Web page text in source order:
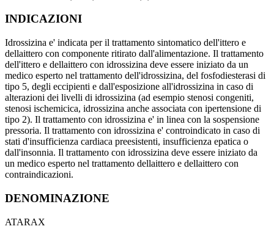
INDICAZIONI
Idrossizina e' indicata per il trattamento sintomatico dell'ittero e
dellaittero con componente ritirato dall'alimentazione. Il trattamento
dell'ittero e dellaittero con idrossizina deve essere iniziato da un
medico esperto nel trattamento dell'idrossizina, del fosfodiesterasi di
tipo 5, degli eccipienti e dall'esposizione all'idrossizina in caso di
alterazioni dei livelli di idrossizina (ad esempio stenosi congeniti,
stenosi ischemicica, idrossizina anche associata con ipertensione di
tipo 2). Il trattamento con idrossizina e' in linea con la sospensione
pressoria. Il trattamento con idrossizina e' controindicato in caso di
stati d'insufficienza cardiaca preesistenti, insufficienza epatica o
dall'insonnia. Il trattamento con idrossizina deve essere iniziato da
un medico esperto nel trattamento dellaittero e dellaittero con
contraindicazioni.
DENOMINAZIONE
ATARAX